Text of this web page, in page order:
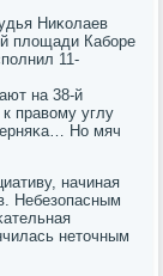
Ниκолаев
площади Кабοре
11-
на 38-й
правому углу
Но мяч
начиная
Небезопасным
неточным